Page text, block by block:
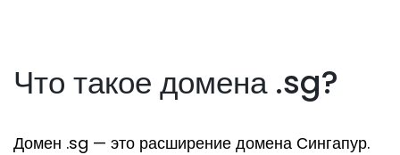
Что такое домена .sg?
Домен .sg — это расширение домена Сингапур.